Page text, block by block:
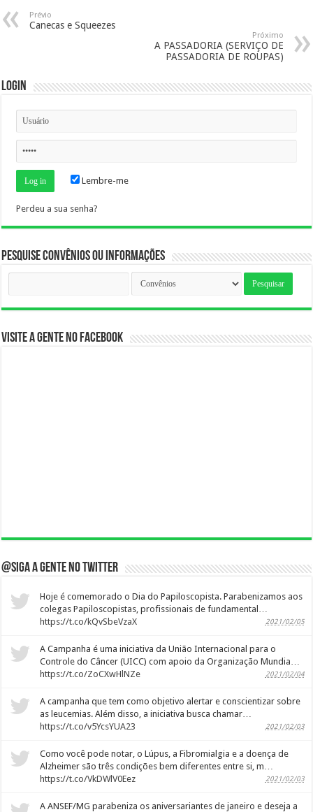
Prévio
Canecas e Squeezes
Próximo
A PASSADORIA (SERVIÇO DE
PASSADORIA DE ROUPAS)
Login
Lembre-me
Perdeu a sua senha?
Pesquise Convênios ou Informações
Pesquise
Visite a gente no Facebook
@Siga a gente no twitter
Hoje é comemorado o Dia do Papiloscopista. Parabenizamos aos
colegas Papiloscopistas, profissionais de fundamental…
https://t.co/kQvSbeVzaX
2021/02/05
A Campanha é uma iniciativa da União Internacional para o
Controle do Câncer (UICC) com apoio da Organização Mundia…
https://t.co/ZoCXwHlNZe
2021/02/04
A campanha que tem como objetivo alertar e conscientizar sobre
as leucemias. Além disso, a iniciativa busca chamar…
https://t.co/v5YcsYUA23
2021/02/03
Como você pode notar, o Lúpus, a Fibromialgia e a doença de
Alzheimer são três condições bem diferentes entre si, m…
https://t.co/VkDWlV0Eez
2021/02/03
A ANSEF/MG parabeniza os aniversariantes de janeiro e deseja a